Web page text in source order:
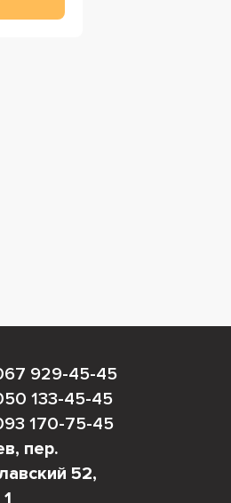
929-45-45
133-45-45
170-75-45
пер.
52,